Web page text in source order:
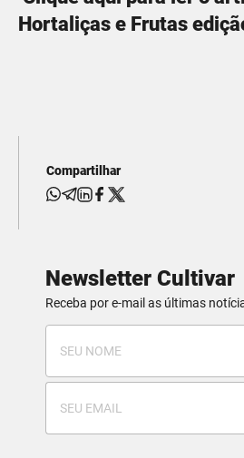
Hortaliças e Frutas
Compartilhar
Newsletter Cultivar
Receba por e-mail as últimas